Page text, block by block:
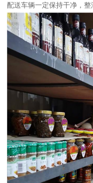
配送车辆一定保持干净，整